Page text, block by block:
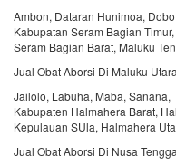
Ambon, Dataran Hunimoa,
Kabupatan Seram Bagian
Seram Bagian Barat, Maluku
Jual Obat Aborsi Di Maluku
Jailolo, Labuha, Maba, Sanana,
Kabupaten Halmahera Barat,
Kepulauan SUla, Halmahera
Jual Obat Aborsi Di Nusa